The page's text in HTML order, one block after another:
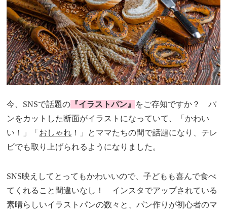
今、SNSで話題の 『イラストパン』 をご存知ですか？ パ
ンをカットした断面がイラストになっていて、「かわい
い！」「 おしゃれ ！」とママたちの間で話題になり、テレ
ビでも取り上げられるようになりました。
SNS映えしてとってもかわいいので、子どもも喜んで食べ
てくれること間違いなし！ インスタでアップされている
素晴らしいイラストパンの数々と、パン作りが初心者のマ